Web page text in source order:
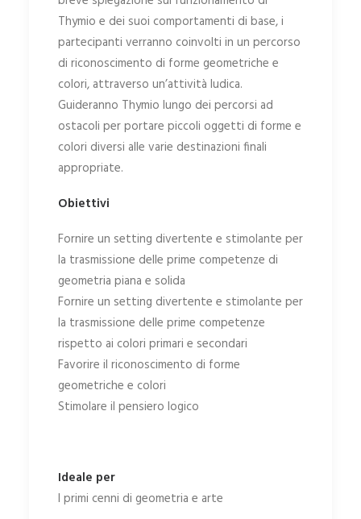
Thymio e dei suoi comportamenti di base, i
partecipanti verranno coinvolti in un percorso
di riconoscimento di forme geometriche e
colori, attraverso un’attività ludica.
Guideranno Thymio lungo dei percorsi ad
ostacoli per portare piccoli oggetti di forme e
colori diversi alle varie destinazioni finali
appropriate.
Obiettivi
Fornire un setting divertente e stimolante per
la trasmissione delle prime competenze di
geometria piana e solida
Fornire un setting divertente e stimolante per
la trasmissione delle prime competenze
rispetto ai colori primari e secondari
Favorire il riconoscimento di forme
geometriche e colori
Stimolare il pensiero logico
Ideale per
I primi cenni di geometria e arte